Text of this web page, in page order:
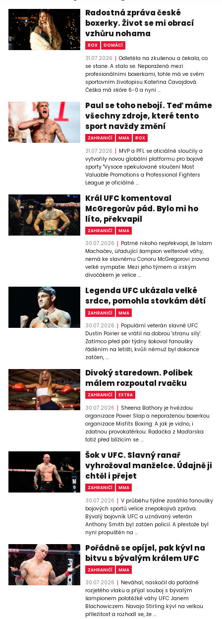
Radostná zpráva české
boxerky. Život se mi obrací
vzhůru nohama
BOX DOMÁCÍ
31.07.2026
Odletěla na zkušenou a čekala, co
se stane. A stalo se. Neporažená mezi
profesionálními boxerkami, tohle má ve svém
sportovním životopisu Kateřina Čavajdová.
Češka má skóre 6-0 a nyní ...
Paul se toho nebojí. Teď máme
všechny zdroje, které tento
sport navždy změní
ZAHRANIČÍ MMA BOX
31.07.2026
MVP a PFL se oficiálně sloučily a
vytvořily novou globální platformu pro bojové
sporty "Vysoce spekulované sloučení Most
Valuable Promotions a Professional Fighters
League je oficiálně ...
Král UFC komentoval
McGregorův pád. Bylo mi ho
líto, překvapil
ZAHRANIČÍ MMA
30.07.2026
Patrně nikoho nepřekvapí, že Islam
Machačev, úřadující šampion welterové váhy,
nemá ke slavnému Conoru McGregorovi zrovna
velké sympatie. Mezi jeho týmem a irským
divočákem je velice ...
Legenda UFC ukázala velké
srdce, pomohla stovkám dětí
ZAHRANIČÍ MMA
30.07.2026
Populární veterán slavné UFC
Dustin Poirier se vrátil na dobrou 'stranu síly'.
Zatímco před pár týdny šokoval fanoušky
řáděním na letišti, kvůli němuž byl dokonce
zatčen, ...
Divoký staredown. Polibek
málem rozpoutal rvačku
ZAHRANIČÍ EXTRA
30.07.2026
Sheena Bathory je hvězdou
organizace Power Slap a neporaženou boxerkou
organizace Misfits Boxing. A jak je vidno, i
zdatnou provokatérkou. Rodačka z Maďarska
totiž před blížícím se ...
Šok v UFC. Slavný ranař
vyhrožoval manželce. Údajně ji
chtěl i přejet
ZAHRANIČÍ MMA
30.07.2026
V průběhu týdne zasáhla fanoušky
bojových sportů velice znepokojivá zpráva.
Bývalý bojovník UFC a uznávaný veterán
Anthony Smith byl zatčen policií. A přestože byl
nyní propuštěn na ...
Pořádně se opíjel, pak kývl na
bitvu s bývalým králem UFC
ZAHRANIČÍ MMA
30.07.2026
Neváhal, naskočil do pořádně
rozjetého vlaku a přijal souboj s bývalým
šampionem polotěžké váhy UFC Janem
Blachowiczem. Navajo Stirling kývl na velkou
příležitost a rozhodl se, že ...